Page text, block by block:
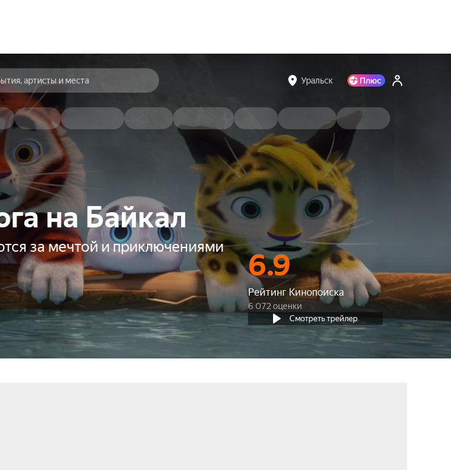
артисты и места Уральск
на Байкал
за мечтой и приключениями
6.9
Рейтинг Кинопоиска
6 072 оценки
Смотреть трейлер